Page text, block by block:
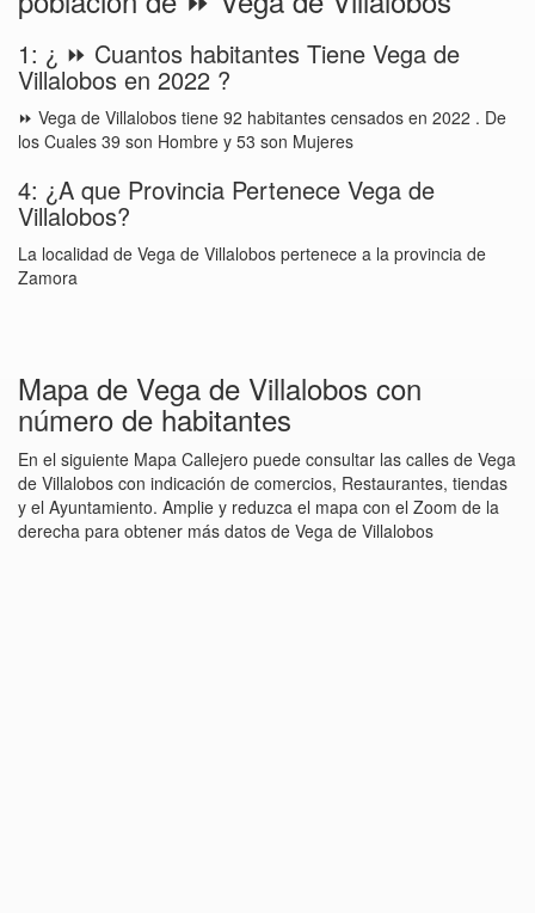
1: ¿ ⏩ Cuantos habitantes Tiene Vega de
Villalobos en 2022 ?
⏩ Vega de Villalobos tiene 92 habitantes censados en 2022 . De
los Cuales 39 son Hombre y 53 son Mujeres
4: ¿A que Provincia Pertenece Vega de
Villalobos?
La localidad de Vega de Villalobos pertenece a la provincia de
Zamora
Mapa de Vega de Villalobos con
número de habitantes
En el siguiente Mapa Callejero puede consultar las calles de Vega
de Villalobos con indicación de comercios, Restaurantes, tiendas
y el Ayuntamiento. Amplie y reduzca el mapa con el Zoom de la
derecha para obtener más datos de Vega de Villalobos